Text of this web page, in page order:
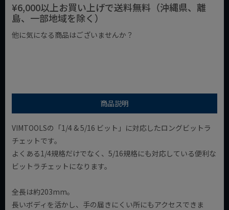
¥6,000以上お買い上げで送料無料（沖縄県、離
島、一部地域を除く）
他に気になる商品はございませんか？
商品説明
VIMTOOLSの「1/4 & 5/16 ビット」に対応したロングビットラ
チェットです。
よくある1/4規格だけでなく、5/16規格にも対応している便利な
ビットラチェットになります。
全長は約203mm。
長いボディを活かし、手の届きにくい所にもアクセスできま